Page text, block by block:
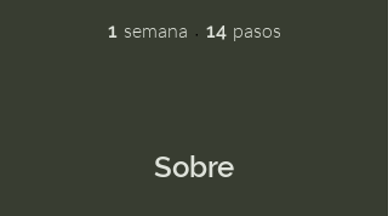
1 semana 1 semana
14 pasos
Sobre